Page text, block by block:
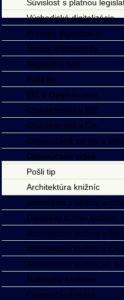
Súvislosť s platnou
Východiská digitalizácie
Princípy digitalizácie
Normy a štandardy
Napísali o nás
Pošli tip
EIZ a Open Access
Charakteristika EIZ
Charakteristika OA
Odporúčané zdroje a linky
Odporúčané videá
Pošli tip
Architektúra knižníc
Informácie z oblasti
Databázy budov knižníc
Architektúra knižníc v SR
Architektúra knižníc v ČR
Architektúra knižníc vo
Najkrajšie knižnice
Odporúčané videá